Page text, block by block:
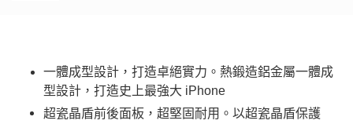
一體成型設計，打造卓絕實力。熱鍛造鋁金屬一體成
型設計，打造史上最強大 iPhone
超瓷晶盾前後面板，超堅固耐用。以超瓷晶盾保護